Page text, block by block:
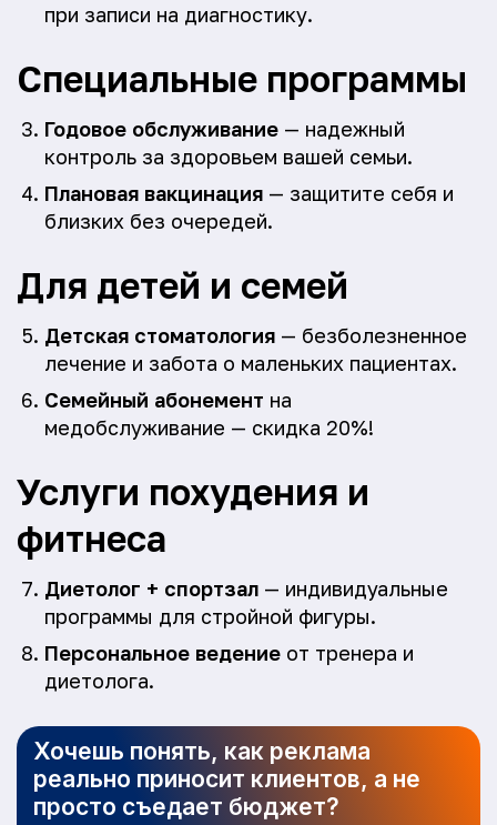
при записи на диагностику.
Специальные программы
Годовое обслуживание — надежный
контроль за здоровьем вашей семьи.
Плановая вакцинация — защитите себя и
близких без очередей.
Для детей и семей
Детская стоматология — безболезненное
лечение и забота о маленьких пациентах.
Семейный абонемент на
медобслуживание — скидка 20%!
Услуги похудения и
фитнеса
Диетолог + спортзал — индивидуальные
программы для стройной фигуры.
Персональное ведение от тренера и
диетолога.
Хочешь понять, как реклама
реально приносит клиентов, а не
просто съедает бюджет?